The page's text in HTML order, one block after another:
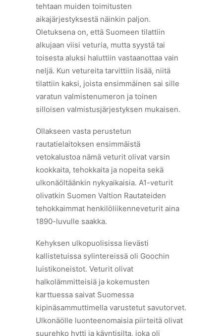
tehtaan muiden toimitusten
aikajärjestyksestä näinkin paljon.
Oletuksena on, että Suomeen tilattiin
alkujaan viisi veturia, mutta syystä tai
toisesta aluksi haluttiin vastaanottaa vain
neljä. Kun vetureita tarvittiin lisää, niitä
tilattiin kaksi, joista ensimmäinen sai sille
varatun valmistenumeron ja toinen
silloisen valmistusjärjestyksen mukaisen.
Ollakseen vasta perustetun
rautatielaitoksen ensimmäistä
vetokalustoa nämä veturit olivat varsin
kookkaita, tehokkaita ja nopeita sekä
ulkonäöltäänkin nykyaikaisia. A1-veturit
olivatkin Suomen Valtion Rautateiden
tehokkaimmat henkilöliikenneveturit aina
1890-luvulle saakka.
Kehyksen ulkopuolisissa lievästi
kallistetuissa sylintereissä oli Goochin
luistikoneistot. Veturit olivat
halkolämmitteisiä ja kokemusten
karttuessa saivat Suomessa
kipinäsammuttimella varustetut savutorvet.
Ulkonäölle luonteenomaisia piirteitä olivat
suurehko hytti ja käyntisilta, joka oli